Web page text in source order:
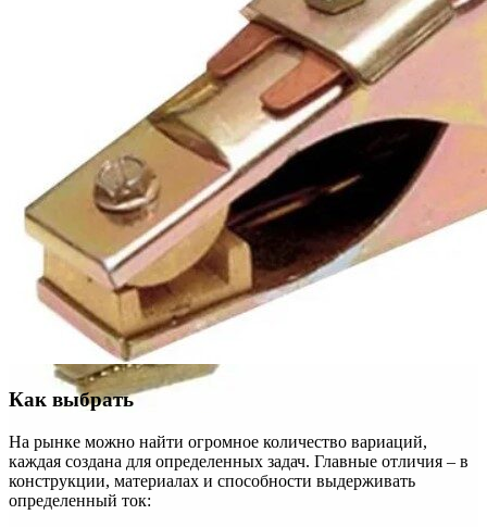
Как выбрать
На рынке можно найти огромное количество вариаций,
каждая создана для определенных задач. Главные отличия – в
конструкции, материалах и способности выдерживать
определенный ток: